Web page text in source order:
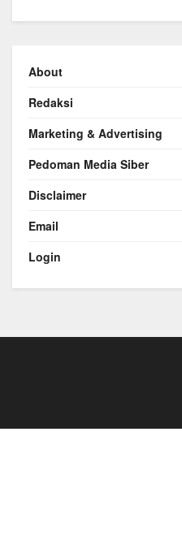
About
Redaksi
Marketing & Advertising
Pedoman Media Siber
Disclaimer
Email
Login